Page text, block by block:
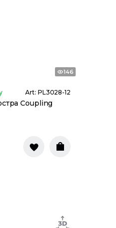
146
Art: PL3028-12
Coupling